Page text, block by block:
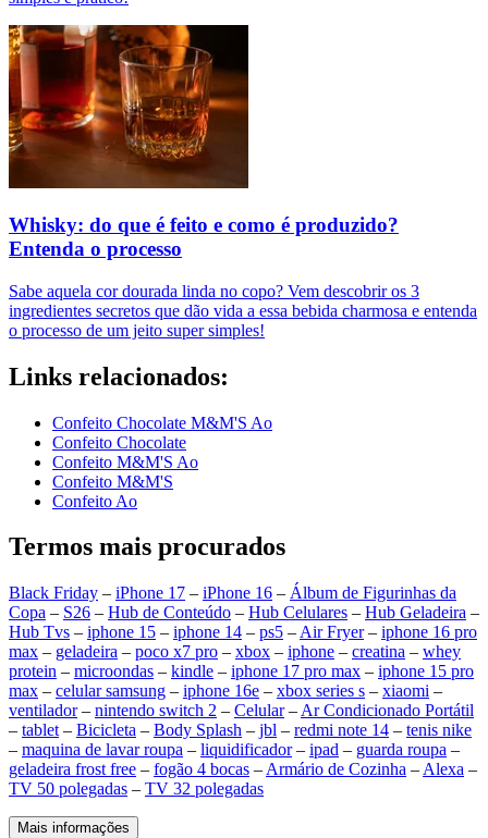
Whisky: do que é feito e como é produzido?
Entenda o processo
Sabe aquela cor dourada linda no copo? Vem descobrir os 3
ingredientes secretos que dão vida a essa bebida charmosa e entenda
o processo de um jeito super simples!
Links relacionados:
Confeito Chocolate M&M'S Ao
Confeito Chocolate
Confeito M&M'S Ao
Confeito M&M'S
Confeito Ao
Termos mais procurados
Black Friday – iPhone 17 – iPhone 16 – Álbum de Figurinhas da
Copa – S26 – Hub de Conteúdo – Hub Celulares – Hub Geladeira –
Hub Tvs – iphone 15 – iphone 14 – ps5 – Air Fryer– iphone 16 pro
max – geladeira – poco x7 pro – xbox – iphone – creatina – whey
protein – microondas – kindle – iphone 17 pro max – iphone 15 pro
max – celular samsung – iphone 16e – xbox series s – xiaomi –
ventilador– nintendo switch 2 – Celular– Ar Condicionado Portátil
– tablet – Bicicleta – Body Splash – jbl – redmi note 14 – tenis nike
– maquina de lavar roupa – liquidificador– ipad – guarda roupa –
geladeira frost free – fogão 4 bocas – Armário de Cozinha – Alexa –
TV 50 polegadas – TV 32 polegadas
Mais informações